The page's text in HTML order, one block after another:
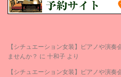
【シチュエーション女装】ピアノや演
ませんか？ に 十和子 より
【シチュエーション女装】ピアノや演